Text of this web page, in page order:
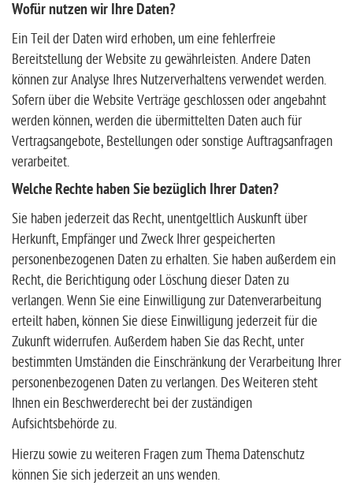
Wofür nutzen wir Ihre Daten?
Ein Teil der Daten wird erhoben, um eine fehlerfreie
Bereitstellung der Website zu gewährleisten. Andere Daten
können zur Analyse Ihres Nutzerverhaltens verwendet werden.
Sofern über die Website Verträge geschlossen oder angebahnt
werden können, werden die übermittelten Daten auch für
Vertragsangebote, Bestellungen oder sonstige Auftragsanfragen
verarbeitet.
Welche Rechte haben Sie bezüglich Ihrer Daten?
Sie haben jederzeit das Recht, unentgeltlich Auskunft über
Herkunft, Empfänger und Zweck Ihrer gespeicherten
personenbezogenen Daten zu erhalten. Sie haben außerdem ein
Recht, die Berichtigung oder Löschung dieser Daten zu
verlangen. Wenn Sie eine Einwilligung zur Datenverarbeitung
erteilt haben, können Sie diese Einwilligung jederzeit für die
Zukunft widerrufen. Außerdem haben Sie das Recht, unter
bestimmten Umständen die Einschränkung der Verarbeitung Ihrer
personenbezogenen Daten zu verlangen. Des Weiteren steht
Ihnen ein Beschwerderecht bei der zuständigen
Aufsichtsbehörde zu.
Hierzu sowie zu weiteren Fragen zum Thema Datenschutz
können Sie sich jederzeit an uns wenden.